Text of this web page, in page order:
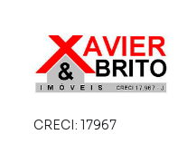
CRECI: 17967